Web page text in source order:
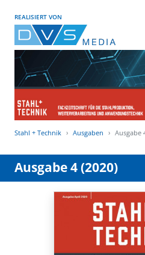
REALISIERT VON
Stahl + Technik Ausgaben Ausgabe
Ausgabe 4 (2020)